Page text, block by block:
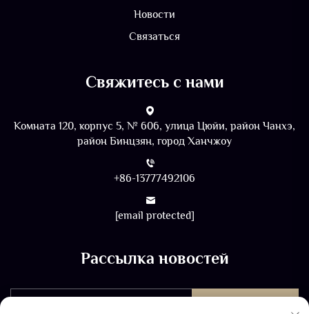
Новости
Связаться
Свяжитесь с нами
Комната 120, корпус 5, № 606, улица Цюйи, район Чанхэ,
район Бинцзян, город Ханчжоу
+86-13777492106
[email protected]
Рассылка новостей